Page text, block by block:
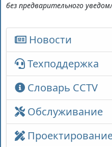
без предварительного
Новости
Техподдержка
Словарь CCTV
Обслуживание